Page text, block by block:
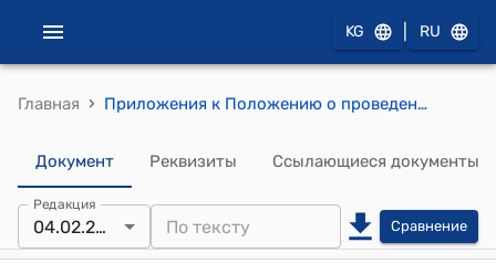
KG RU
Главная › Приложения к Положению о проведении республиканского конкурса по отбору лучших проектов новой редакции текста и музыки Государственного гимна Кыргызской Республики (Утверждены распоряжением Кабинета Министров Кыргызской Республики от 4 февраля 2025 года № 58-р)
Документ Реквизиты Ссылающиеся документы
Редакция
04.02.2025 Сравнение